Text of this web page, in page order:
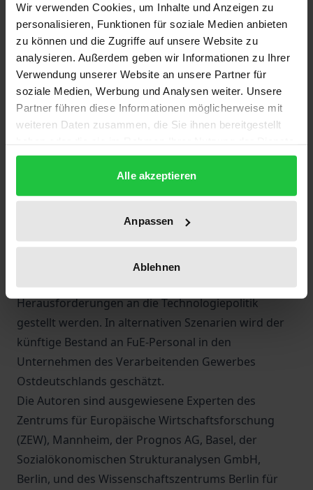
Wir verwenden Cookies, um Inhalte und Anzeigen zu
personalisieren, Funktionen für soziale Medien anbieten
zu können und die Zugriffe auf unsere Website zu
analysieren. Außerdem geben wir Informationen zu Ihrer
Verwendung unserer Website an unsere Partner für
soziale Medien, Werbung und Analysen weiter. Unsere
Partner führen diese Informationen möglicherweise mit
weiteren Daten zusammen, die Sie ihnen bereitgestellt
gesammelt haben.
Alle akzeptieren
Anpassen
Ablehnen
zusammen. Diese gelten gegenwärtig allgemein als
zu gering und werden mit der zu niedrigen
Forschungsintensität begründet. Solche
Einschätzungen vernachlässigen die nachteilige
ostdeutsche Wirtschafts- und
Unternehmensgrößenstruktur. Berücksichtigt man
diese, dann führen ostdeutsche Unternehmen
durch als westdeutsche Firmen.
Die Autoren untersuchen vor diesem Hintergrund
empirisch, welche Bedeutung den FuE in der
Industrie für die Zukunft der ostdeutschen
Wirtschaft zukommt, von welchen Einflußgrößen
Herausforderungen an die Technologiepolitik
gestellt werden. In alternativen Szenarien wird der
künftige Bestand an FuE-Personal in den
Unternehmen des Verarbeitenden Gewerbes
Ostdeutschlands geschätzt.
Die Autoren sind ausgewiesene Experten des
Zentrums für Europäische Wirtschaftsforschung
(ZEW), Mannheim, der Prognos AG, Basel, der
Sozialökonomischen Strukturanalysen GmbH,
Berlin, und des Wissenschaftszentrums Berlin für